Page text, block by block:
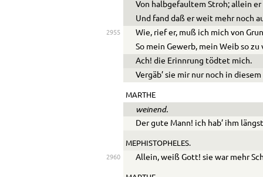
Von halbgefaultem Stroh; allein er
Und fand daß er weit mehr noch
2955
Wie, rief er, muß ich mich von
So mein Gewerb, mein Weib so zu
Ach! die Erinnrung tödtet mich.
Vergäb’ sie mir nur noch in
MARTHE
weinend.
Der gute Mann! ich hab’ ihm
MEPHISTOPHELES.
2960 Allein, weiß Gott! sie war mehr